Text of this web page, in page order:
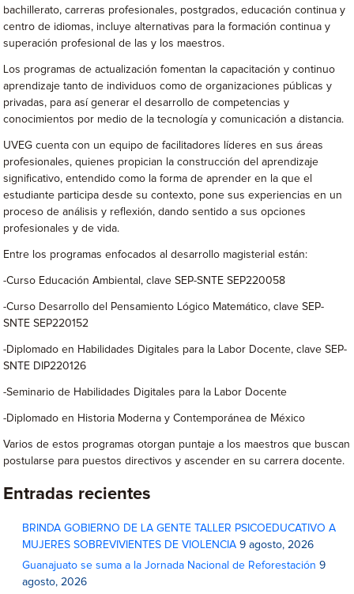
bachillerato, carreras profesionales, postgrados, educación continua y
centro de idiomas, incluye alternativas para la formación continua y
superación profesional de las y los maestros.
Los programas de actualización fomentan la capacitación y continuo
aprendizaje tanto de individuos como de organizaciones públicas y
privadas, para así generar el desarrollo de competencias y
conocimientos por medio de la tecnología y comunicación a distancia.
UVEG cuenta con un equipo de facilitadores líderes en sus áreas
profesionales, quienes propician la construcción del aprendizaje
significativo, entendido como la forma de aprender en la que el
estudiante participa desde su contexto, pone sus experiencias en un
proceso de análisis y reflexión, dando sentido a sus opciones
profesionales y de vida.
Entre los programas enfocados al desarrollo magisterial están:
-Curso Educación Ambiental, clave SEP-SNTE SEP220058
-Curso Desarrollo del Pensamiento Lógico Matemático, clave SEP-
SNTE SEP220152
-Diplomado en Habilidades Digitales para la Labor Docente, clave SEP-
SNTE DIP220126
-Seminario de Habilidades Digitales para la Labor Docente
-Diplomado en Historia Moderna y Contemporánea de México
Varios de estos programas otorgan puntaje a los maestros que buscan
postularse para puestos directivos y ascender en su carrera docente.
Entradas recientes
BRINDA GOBIERNO DE LA GENTE TALLER PSICOEDUCATIVO A
MUJERES SOBREVIVIENTES DE VIOLENCIA 9 agosto, 2026
Guanajuato se suma a la Jornada Nacional de Reforestación 9
agosto, 2026